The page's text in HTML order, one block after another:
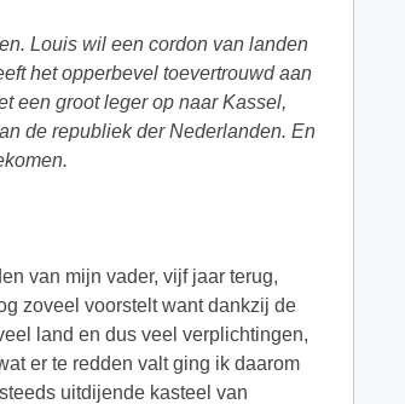
Louis wil een cordon van landen
het opperbevel toevertrouwd aan
een groot leger op naar Kassel,
de republiek der Nederlanden. En
van mijn vader, vijf jaar terug,
zoveel voorstelt want dankzij de
land en dus veel verplichtingen,
er te redden valt ging ik daarom
uitdijende kasteel van